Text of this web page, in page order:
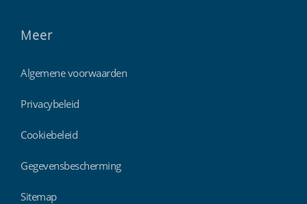
Meer
Algemene voorwaarden
Privacybeleid
Cookiebeleid
Gegevensbescherming
Sitemap